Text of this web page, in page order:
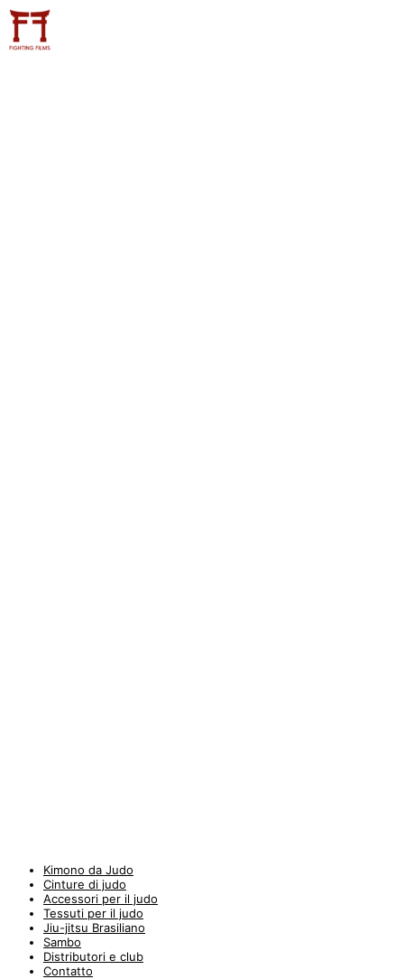
Kimono da Judo
Cinture di judo
Accessori per il judo
Tessuti per il judo
Jiu-jitsu Brasiliano
Sambo
Distributori e club
Contatto